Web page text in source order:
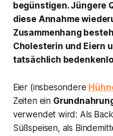
begünstigen. Jüngere
diese Annahme
Zusammenhang
Cholesterin und Eiern
tatsächlich
Eier (insbesondere
Zeiten ein
verwendet wird: Als
Süßspeisen, als